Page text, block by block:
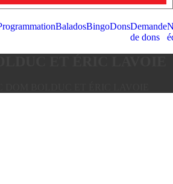
BaladosBingoDonsDemande
de dons